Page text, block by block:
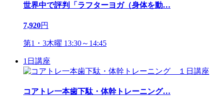
世界中で評判「ラフターヨガ（身体を動…
7,920円
第1・3木曜 13:30～14:45
1日講座
コアトレ一本歯下駄・体幹トレーニング…